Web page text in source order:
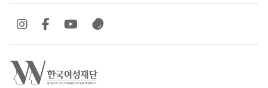
SNS 바로가기
SNS 바로가기SNS 바로가기
SNS 바로가기